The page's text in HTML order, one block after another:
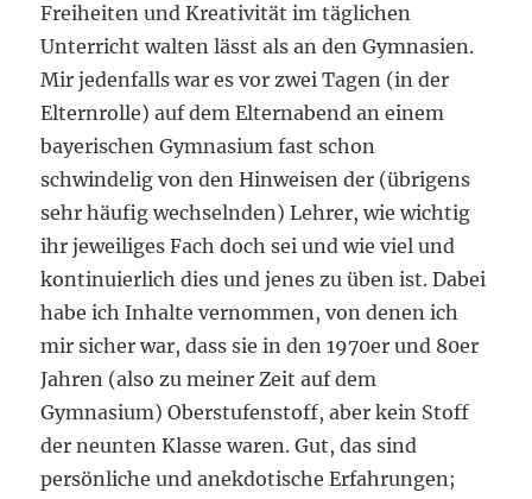
Freiheiten und Kreativität im täglichen
Unterricht walten lässt als an den Gymnasien.
Mir jedenfalls war es vor zwei Tagen (in der
Elternrolle) auf dem Elternabend an einem
bayerischen Gymnasium fast schon
schwindelig von den Hinweisen der (übrigens
sehr häufig wechselnden) Lehrer, wie wichtig
ihr jeweiliges Fach doch sei und wie viel und
kontinuierlich dies und jenes zu üben ist. Dabei
habe ich Inhalte vernommen, von denen ich
mir sicher war, dass sie in den 1970er und 80er
Jahren (also zu meiner Zeit auf dem
Gymnasium) Oberstufenstoff, aber kein Stoff
der neunten Klasse waren. Gut, das sind
persönliche und anekdotische Erfahrungen;